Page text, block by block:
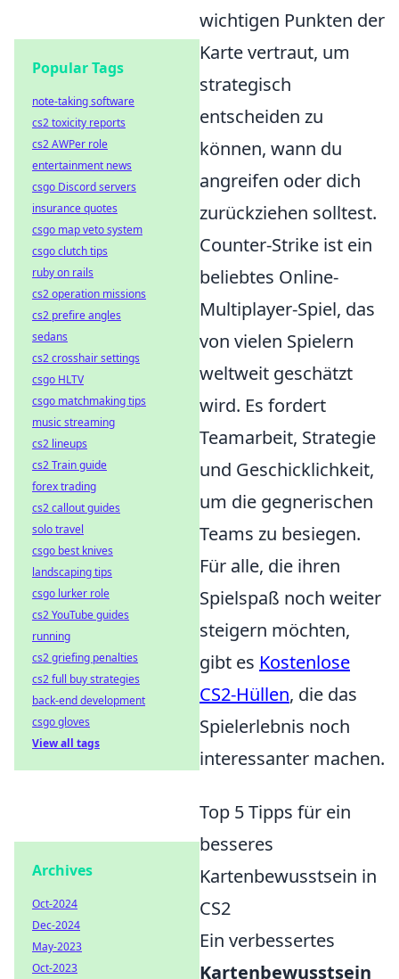
wichtigen Punkten der
Karte vertraut, um
strategisch
entscheiden zu
können, wann du
angreifen oder dich
zurückziehen solltest.
Counter-Strike ist ein
beliebtes Online-
Multiplayer-Spiel, das
von vielen Spielern
weltweit geschätzt
wird. Es fordert
Teamarbeit, Strategie
und Geschicklichkeit,
um die gegnerischen
Teams zu besiegen.
Für alle, die ihren
Spielspaß noch weiter
steigern möchten,
gibt es Kostenlose
CS2-Hüllen, die das
Spielerlebnis noch
interessanter machen.
Top 5 Tipps für ein
besseres
Kartenbewusstsein in
CS2
Ein verbessertes
Kartenbewusstsein
Popular Tags
note-taking software
cs2 toxicity reports
cs2 AWPer role
entertainment news
csgo Discord servers
insurance quotes
csgo map veto system
csgo clutch tips
ruby on rails
cs2 operation missions
cs2 prefire angles
sedans
cs2 crosshair settings
csgo HLTV
csgo matchmaking tips
music streaming
cs2 lineups
cs2 Train guide
forex trading
cs2 callout guides
solo travel
csgo best knives
landscaping tips
csgo lurker role
cs2 YouTube guides
running
cs2 griefing penalties
cs2 full buy strategies
back-end development
csgo gloves
View all tags
Archives
Oct-2024
Dec-2024
May-2023
Oct-2023